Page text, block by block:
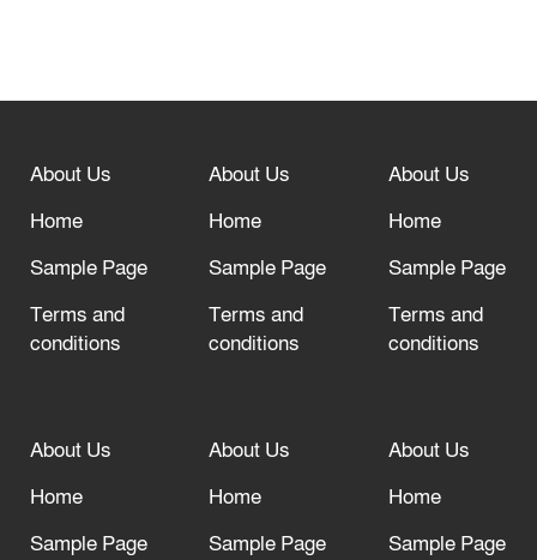
“অসহযোগ” আন্দোলনের হুমকি
দরজা খোলা রেখেছেন
About Us
Home
Sample Page
Terms and
conditions
About Us
Home
Sample Page
Terms and
conditions
About Us
Home
Sample Page
Terms and
conditions
About Us
Home
Sample Page
About Us
Home
Sample Page
About Us
Home
Sample Page